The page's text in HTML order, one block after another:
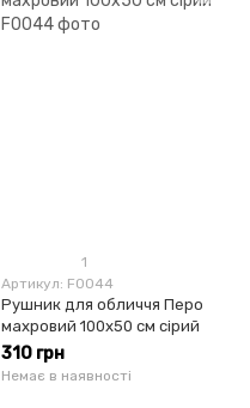
1
Артикул: F0044
Рушник для обличчя Перо
махровий 100х50 см сірий
310 грн
Немає в наявності